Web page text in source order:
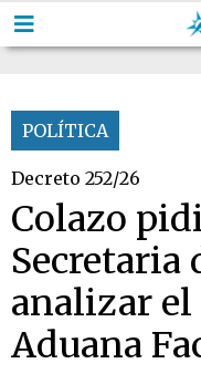
POLÍTICA
Decreto 252/26
Colazo
Secretaria
analizar el
Aduana